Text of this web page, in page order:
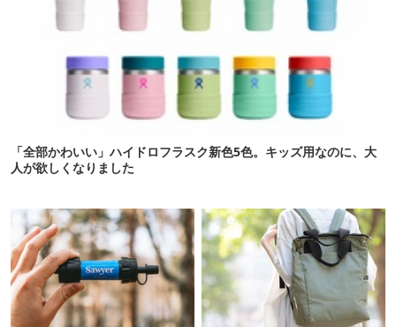
「全部かわいい」ハイドロフラスク新色5色。キッズ用なのに、大
人が欲しくなりました